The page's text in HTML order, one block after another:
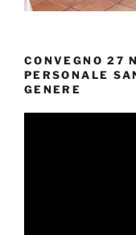
CONVEGNO 27
PERSONALE
GENERE